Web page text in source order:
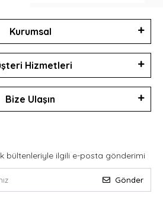
Kurumsal
Hizmetleri
Bize Ulaşın
bültenleriyle ilgili e-posta gönderimi
Gönder